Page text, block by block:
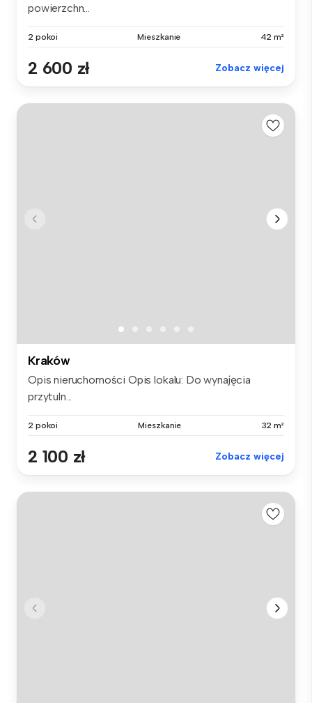
powierzchn...
2 pokoi Mieszkanie 42 m²
2 600 zł Zobacz więcej
Kraków
Opis nieruchomości Opis lokalu: Do wynajęcia
przytuln...
2 pokoi Mieszkanie 32 m²
2 100 zł Zobacz więcej